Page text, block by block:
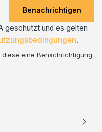
Benachrichtigen
geschützt und es gelten
.
eine Benachrichtigung